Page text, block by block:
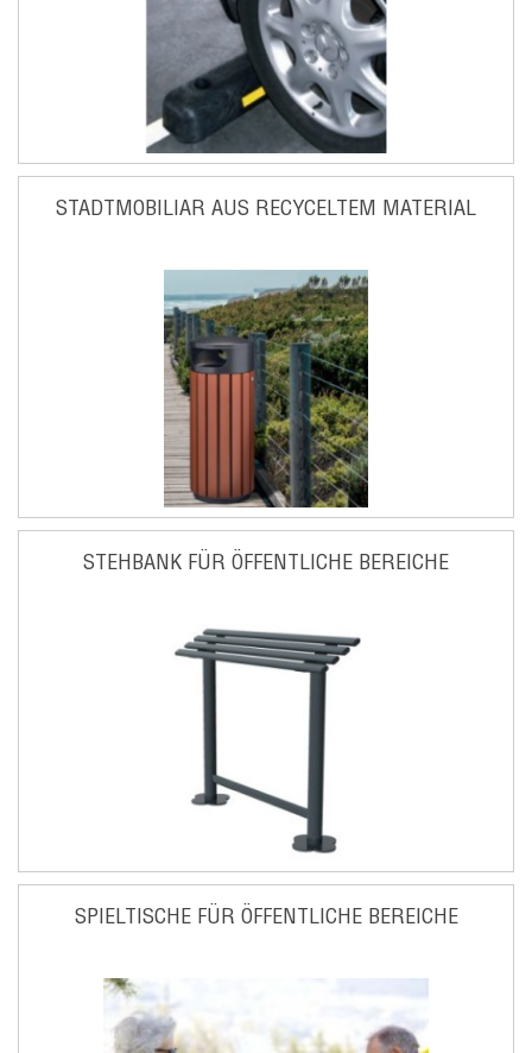
STADTMOBILIAR AUS RECYCELTEM MATERIAL
STEHBANK FÜR ÖFFENTLICHE BEREICHE
SPIELTISCHE FÜR ÖFFENTLICHE BEREICHE